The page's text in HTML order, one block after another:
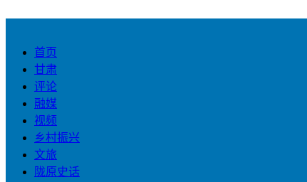
首页
甘肃
评论
融媒
视频
乡村振兴
文旅
陇原史话